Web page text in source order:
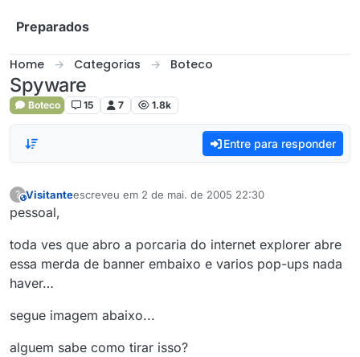
Preparados
Home Categorias Boteco
Spyware
Boteco 15 7 1.8k
Entre para responder
?This user is from outside of this forum
Visitanteescreveu em 2 de mai. de 2005 22:30
última edição por
pessoal,
toda ves que abro a porcaria do internet explorer abre
essa merda de banner embaixo e varios pop-ups nada
haver…
segue imagem abaixo...
alguem sabe como tirar isso?